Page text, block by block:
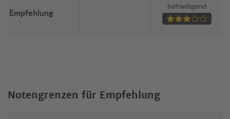
Empfehlung
befriedigend
Notengrenzen für Empfehlung